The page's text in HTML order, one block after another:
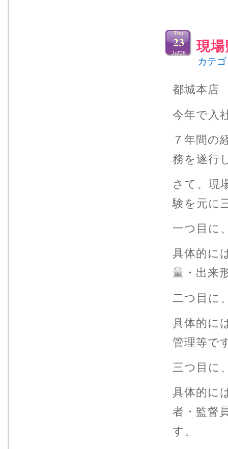
現
Thu
23
Jul’26
カテ
都城本
今年で入
７年間の
務を遂行
さて、現
験を元に
一つ目に
具体的に
量・出来
二つ目に
具体的に
管理等で
三つ目に
具体的に
者・監督
す。